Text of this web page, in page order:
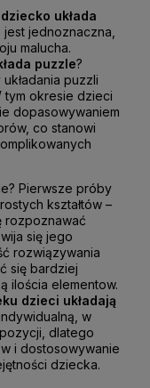
układa
jednoznaczna,
malucha.
puzzle?
puzzli
tym okresie dzieci
dopasowywaniem
co stanowi
Pierwsze próby
kształtów –
rozpoznawać
się jego
rozwiązywania
się bardziej
ilościa elementow.
dzieci układają
w
dlatego
i dostosowywanie
dziecka.